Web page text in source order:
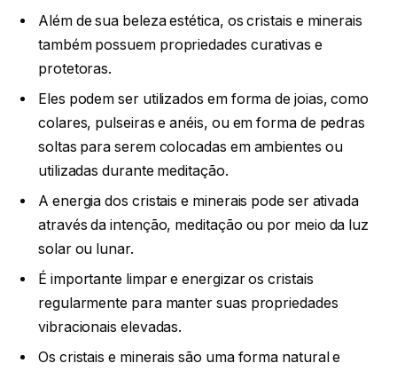
Além de sua beleza estética, os cristais e minerais
também possuem propriedades curativas e
protetoras.
Eles podem ser utilizados em forma de joias, como
colares, pulseiras e anéis, ou em forma de pedras
soltas para serem colocadas em ambientes ou
utilizadas durante meditação.
A energia dos cristais e minerais pode ser ativada
através da intenção, meditação ou por meio da luz
solar ou lunar.
É importante limpar e energizar os cristais
regularmente para manter suas propriedades
vibracionais elevadas.
Os cristais e minerais são uma forma natural e